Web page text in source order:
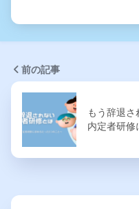
前の記事
もう辞退
内定者研修